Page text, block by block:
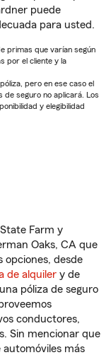
puede
para usted.
primas que varían según
por el cliente y la
pero en ese caso el
seguro no aplicará. Los
y elegibilidad
Farm y
Oaks, CA que
opciones, desde
de alquiler y de
póliza de seguro
conductores,
Sin mencionar que
automóviles más